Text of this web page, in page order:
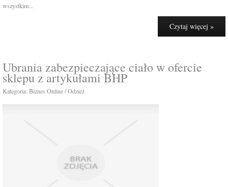
wszystkim...
Czytaj więcej »
Ubrania zabezpieczające ciało w ofercie
sklepu z artykułami BHP
Kategoria: Biznes Online / Odzież